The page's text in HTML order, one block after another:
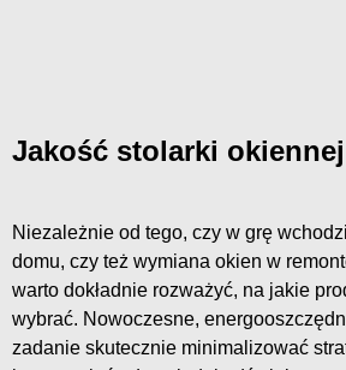
Jakość stolarki okiennej
Niezależnie od tego, czy w grę
domu, czy też wymiana okien w
warto dokładnie rozważyć, na jakie
wybrać. Nowoczesne,
zadanie skutecznie minimalizować